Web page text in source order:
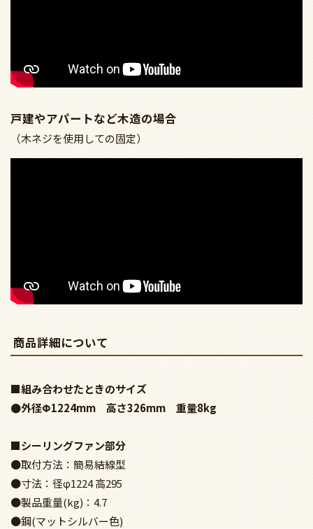
戸建やアパートなど木造の場合
（木ネジを使用しての固定）
商品詳細について
■組み合わせたときのサイズ
●外径Φ1224mm 高さ326mm 重量8kg
■シーリングファン部分
●取付方法：簡易結線型
●寸法：径φ1224 高295
●製品重量(kg)：4.7
●鋼(マットシルバー色)